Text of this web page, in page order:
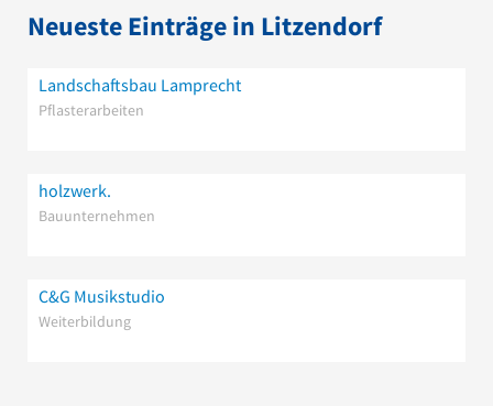
Neueste Einträge in Litzendorf
Landschaftsbau Lamprecht
Pflasterarbeiten
holzwerk.
Bauunternehmen
C&G Musikstudio
Weiterbildung